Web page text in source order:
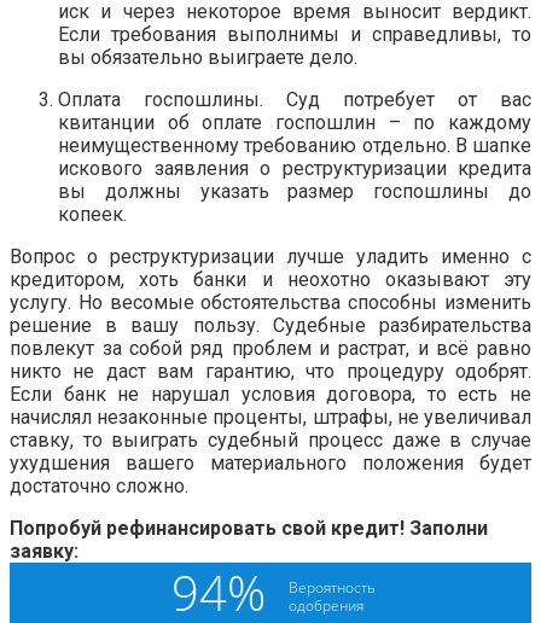
иск и через некоторое время выносит вердикт.
Если требования выполнимы и справедливы, то
вы обязательно выиграете дело.
Оплата госпошлины. Суд потребует от вас
квитанции об оплате госпошлин – по каждому
неимущественному требованию отдельно. В шапке
искового заявления о реструктуризации кредита
вы должны указать размер госпошлины до
копеек.
Вопрос о реструктуризации лучше уладить именно с
кредитором, хоть банки и неохотно оказывают эту
услугу. Но весомые обстоятельства способны изменить
решение в вашу пользу. Судебные разбирательства
повлекут за собой ряд проблем и растрат, и всё равно
никто не даст вам гарантию, что процедуру одобрят.
Если банк не нарушал условия договора, то есть не
начислял незаконные проценты, штрафы, не увеличивал
ставку, то выиграть судебный процесс даже в случае
ухудшения вашего материального положения будет
достаточно сложно.
Попробуй рефинансировать свой кредит! Заполни
заявку: